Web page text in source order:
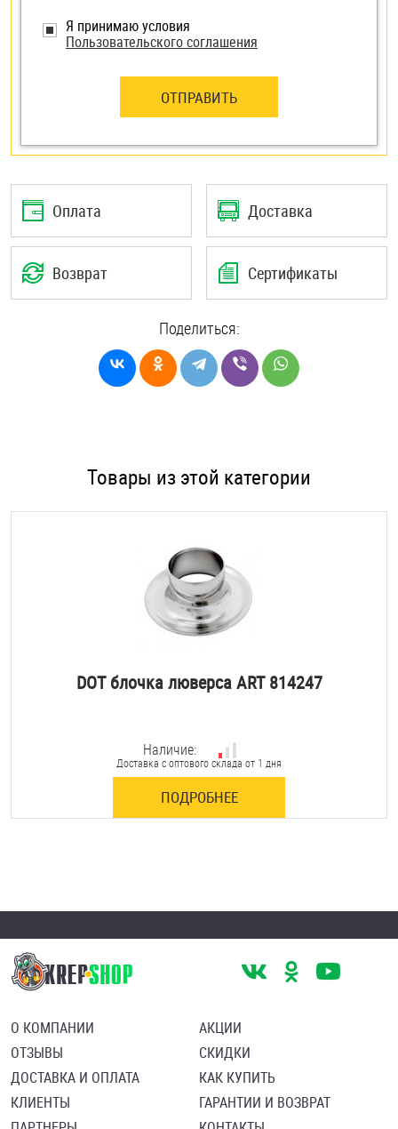
Я принимаю условия
Пользовательского соглашения
ОТПРАВИТЬ
Оплата Доставка
Возврат Сертификаты
Поделиться:
Товары из этой категории
DOT блочка люверса ART 814247
Наличие:
Доставка с оптового склада от 1 дня
ПОДРОБНЕЕ
О КОМПАНИИ
ОТЗЫВЫ
ДОСТАВКА И ОПЛАТА
КЛИЕНТЫ
АКЦИИ
СКИДКИ
КАК КУПИТЬ
ГАРАНТИИ И ВОЗВРАТ